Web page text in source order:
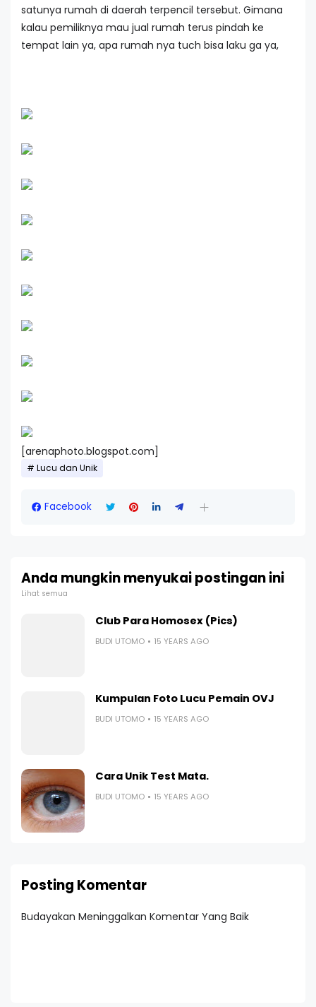
satunya rumah di daerah terpencil tersebut. Gimana
kalau pemiliknya mau jual rumah terus pindah ke
tempat lain ya, apa rumah nya tuch bisa laku ga ya,
[arenaphoto.blogspot.com]
Lucu dan Unik
Facebook
Anda mungkin menyukai postingan ini
Lihat semua
Club Para Homosex (Pics)
BUDI UTOMO 15 YEARS AGO
Kumpulan Foto Lucu Pemain OVJ
BUDI UTOMO 15 YEARS AGO
Cara Unik Test Mata.
BUDI UTOMO 15 YEARS AGO
Posting Komentar
Budayakan Meninggalkan Komentar Yang Baik